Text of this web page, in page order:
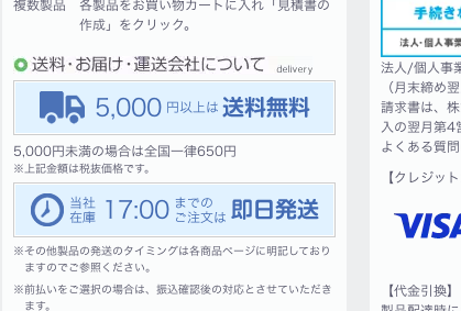
複数製品
各製品をお買い物カートに入れ「見積書の
作成」をクリック。
5,000
5,000円未満の場合は全国一律650円
※ 上記金額は税抜価格です。
17:00
※その他製品の発送のタイミングは各商品ページに明記しており
ますのでご参照ください。
※前払いをご選択の場合は、振込確認後の対応とさせていただき
ます。
法人/個人事
（月末締め
請求書は、
入の翌月第4
よくある質
【クレジッ
【代金引換】